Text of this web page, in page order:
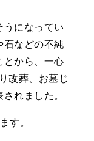
うになってい
石などの不純
とから、一心
改葬、お墓じ
れました。
す。